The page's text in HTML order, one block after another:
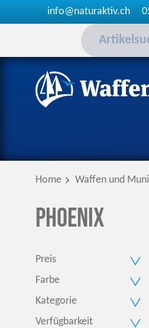
info@naturaktiv.ch
Home Waffen und
Phoenix
Preis
Farbe
Kategorie
Verfügbarkeit